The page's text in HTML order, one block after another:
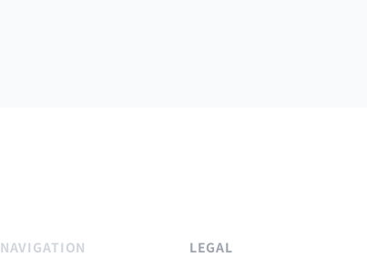
NAVIGATION LEGAL